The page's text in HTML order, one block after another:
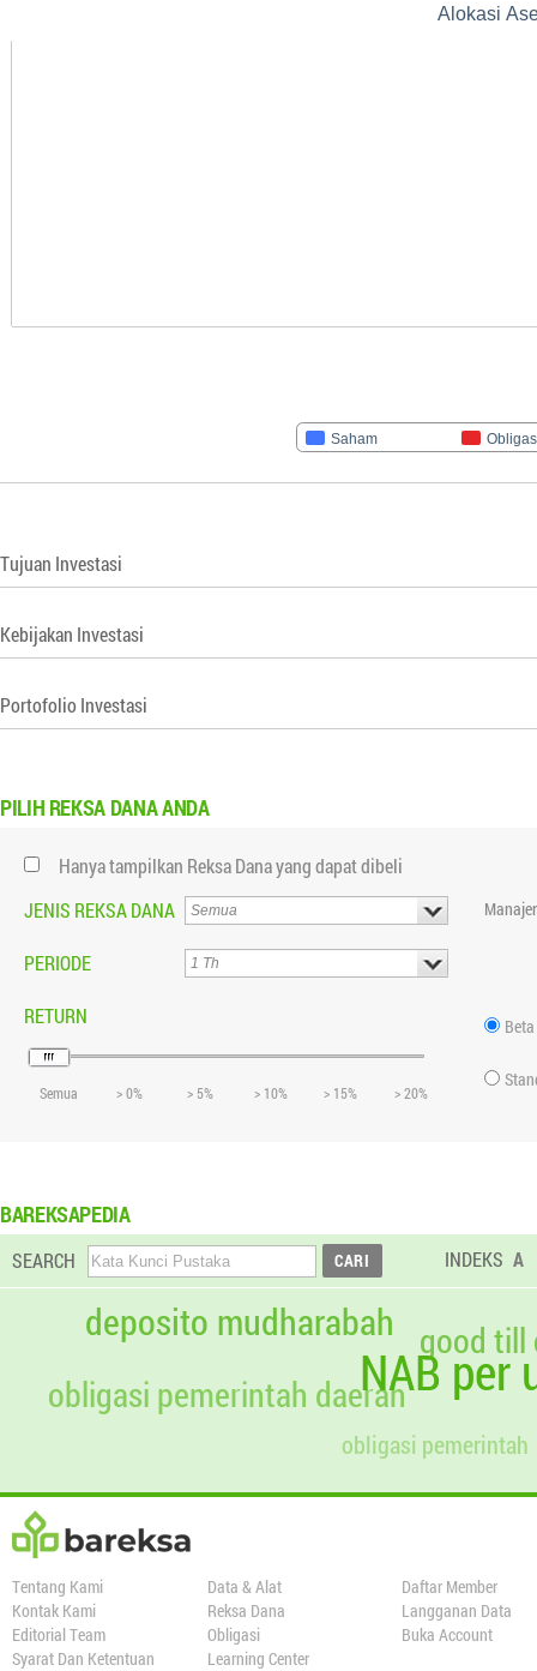
Alokasi
Saham
Tujuan Investasi
Kebijakan Investasi
Portofolio Investasi
PILIH REKSA DANA ANDA
Hanya tampilkan Reksa Dana yang dapat dibeli
JENIS REKSA DANA
PERIODE
RETURN
Semua > 0% > 5% > 10% > 15% > 20%
Beta
BAREKSAPEDIA
SEARCH INDEKS A
NAB per
deposito mudharabah
obligasi pemerintah
obligasi pemerintah daerah
good till
Tentang Kami
Kontak Kami
Editorial Team
Syarat Dan Ketentuan
Data & Alat
Reksa Dana
Obligasi
Learning Center
Daftar Member
Langganan Data
Buka Account